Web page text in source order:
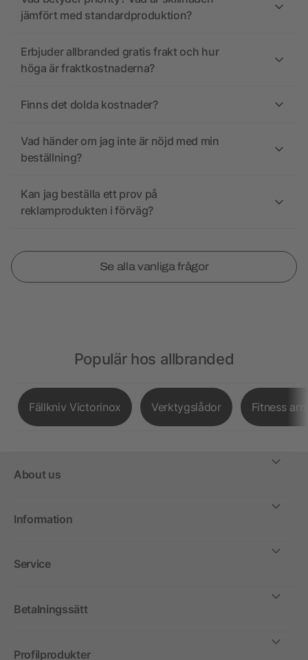
jämfört med standardproduktion?
Erbjuder allbranded gratis frakt och hur
höga är fraktkostnaderna?
Finns det dolda kostnader?
Vad händer om jag inte är nöjd med min
beställning?
Kan jag beställa ett prov på
reklamprodukten i förväg?
Se alla vanliga frågor
Populär hos allbranded
Fällkniv Victorinox Verktygslådor Fitness
About us
Information
Service
Betalningssätt
Profilprodukter